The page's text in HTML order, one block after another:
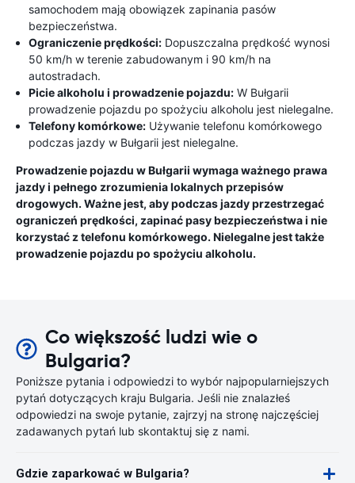
samochodem mają obowiązek zapinania pasów
bezpieczeństwa.
Ograniczenie prędkości: Dopuszczalna prędkość wynosi
50 km/h w terenie zabudowanym i 90 km/h na
autostradach.
Picie alkoholu i prowadzenie pojazdu: W Bułgarii
prowadzenie pojazdu po spożyciu alkoholu jest nielegalne.
Telefony komórkowe: Używanie telefonu komórkowego
podczas jazdy w Bułgarii jest nielegalne.
Prowadzenie pojazdu w Bułgarii wymaga ważnego prawa
jazdy i pełnego zrozumienia lokalnych przepisów
drogowych. Ważne jest, aby podczas jazdy przestrzegać
ograniczeń prędkości, zapinać pasy bezpieczeństwa i nie
korzystać z telefonu komórkowego. Nielegalne jest także
prowadzenie pojazdu po spożyciu alkoholu.
Co większość ludzi wie o
Bulgaria?
Poniższe pytania i odpowiedzi to wybór najpopularniejszych
pytań dotyczących kraju Bulgaria. Jeśli nie znalazłeś
odpowiedzi na swoje pytanie, zajrzyj na stronę najczęściej
zadawanych pytań lub skontaktuj się z nami.
Gdzie zaparkować w Bulgaria?